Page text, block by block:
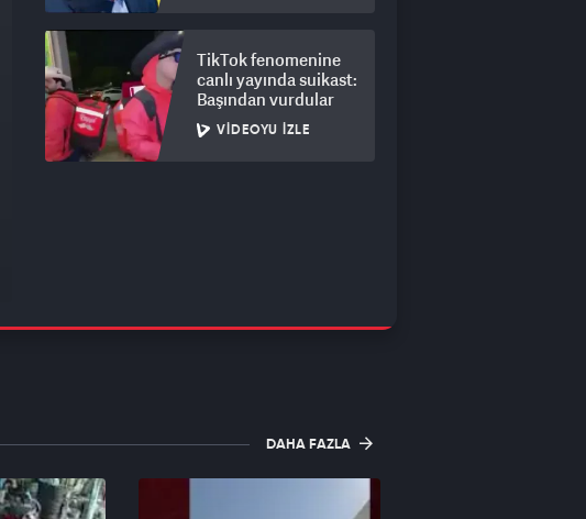
TikTok fenomenine
canlı yayında suikast:
Başından vurdular
VIDEOYU İZLE
DAHA FAZLA